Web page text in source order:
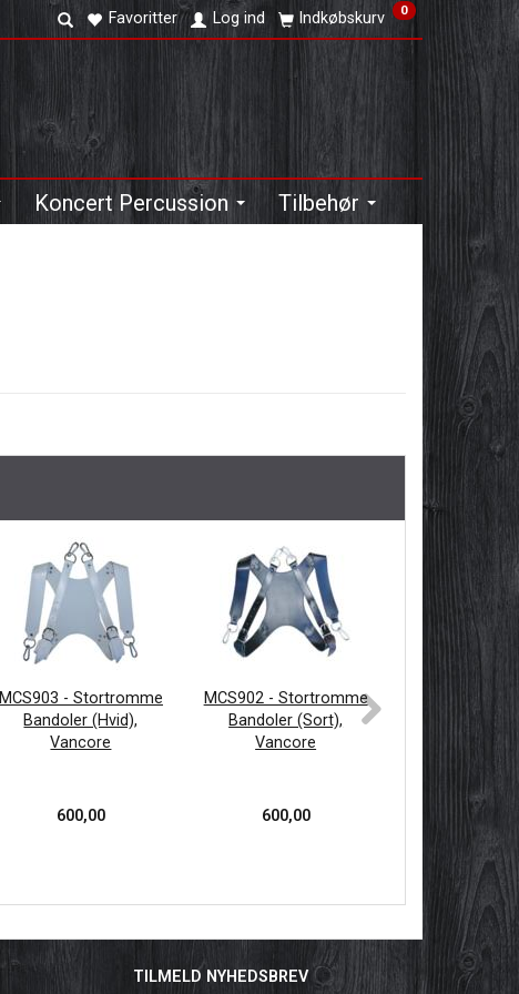
Favoritter Log ind Indkøbskurv 0
Koncert Percussion Tilbehør
MCS903 - Stortromme
Bandoler (Hvid),
Vancore
600,00
MCS902 - Stortromme
Bandoler (Sort),
Vancore
600,00
tension
TILMELD NYHEDSBREV